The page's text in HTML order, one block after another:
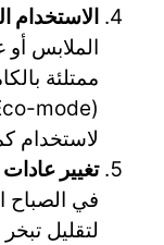
الاستخدام
الملابس
ممتلئة
لاستخدام
تغيير
في الصباح
لتقليل